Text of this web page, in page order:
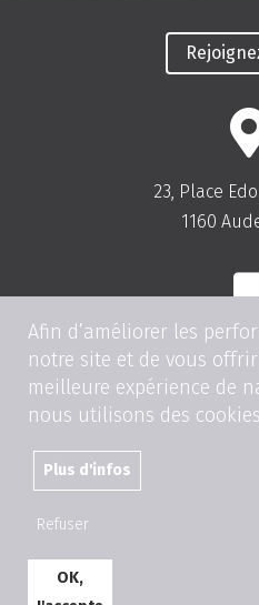
23, Place
1160
Tel:
Fax:
Copyright 2026 DB SA -
Afin d’améliorer les
notre site et de vous
meilleure expérience de
nous utilisons des
Plus d'infos
Refuser
OK,